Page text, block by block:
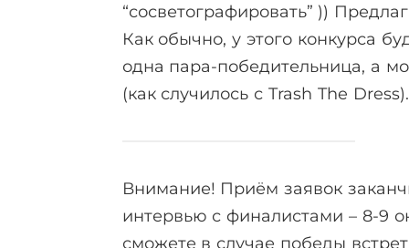
“сосветографировать” ))
Как обычно, у этого конкурса
одна пара-победительница, а
(как случилось с Trash The
Внимание! Приём заявок
интервью с финалистами – 8-9
сможете в случае победы